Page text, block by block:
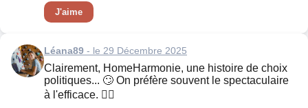
J'aime
Léana89 - le 29 Décembre 2025
Clairement, HomeHarmonie, une histoire de choix
politiques... 🙄 On préfère souvent le spectaculaire
à l'efficace. 🤷‍♀️